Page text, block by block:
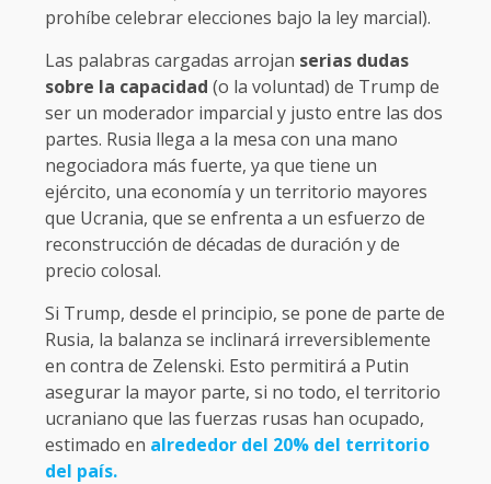
prohíbe celebrar elecciones bajo la ley marcial).
Las palabras cargadas arrojan serias dudas
sobre la capacidad (o la voluntad) de Trump de
ser un moderador imparcial y justo entre las dos
partes. Rusia llega a la mesa con una mano
negociadora más fuerte, ya que tiene un
ejército, una economía y un territorio mayores
que Ucrania, que se enfrenta a un esfuerzo de
reconstrucción de décadas de duración y de
precio colosal.
Si Trump, desde el principio, se pone de parte de
Rusia, la balanza se inclinará irreversiblemente
en contra de Zelenski. Esto permitirá a Putin
asegurar la mayor parte, si no todo, el territorio
ucraniano que las fuerzas rusas han ocupado,
estimado en alrededor del 20% del territorio
del país.